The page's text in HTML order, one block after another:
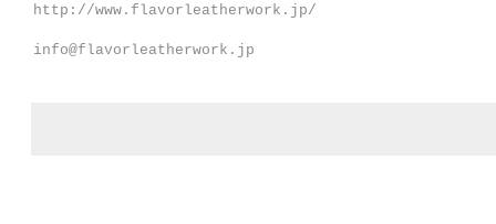
http://www.flavorleatherwork.jp/
info@flavorleatherwork.jp